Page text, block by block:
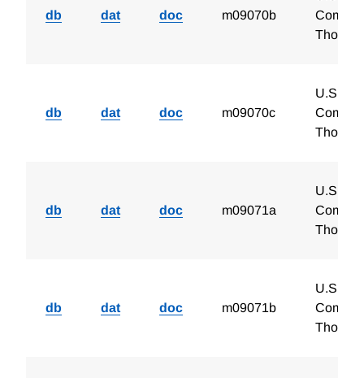
db dat doc m09070b
db dat doc m09070c
U.S.
db dat doc m09071a
U.S.
db dat doc m09071b
U.S.